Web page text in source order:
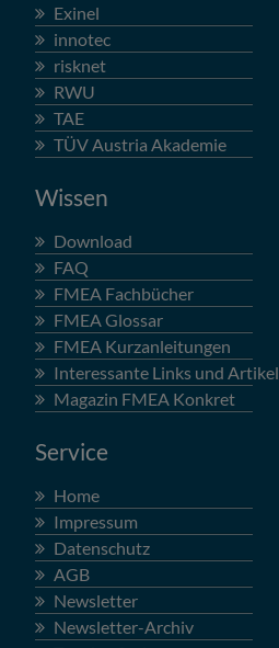
Exinel
innotec
risknet
RWU
TAE
TÜV Austria Akademie
Wissen
Download
FAQ
FMEA Fachbücher
FMEA Glossar
FMEA Kurzanleitungen
Interessante Links und Artikel
Magazin FMEA Konkret
Service
Home
Impressum
Datenschutz
AGB
Newsletter
Newsletter-Archiv